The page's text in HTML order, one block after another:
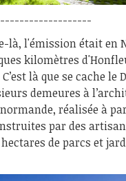
là, l'émission était en
kilomètres
là que se cache le
demeures à
réalisée à
par des
de parcs et